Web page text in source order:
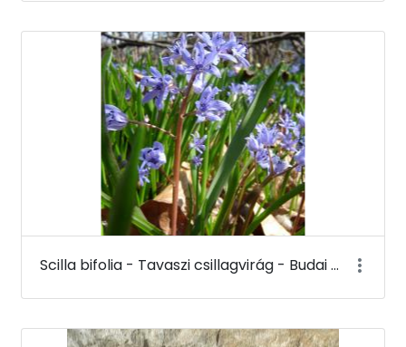
Scilla bifolia - Tavaszi csillagvirág - Budai Arborétum